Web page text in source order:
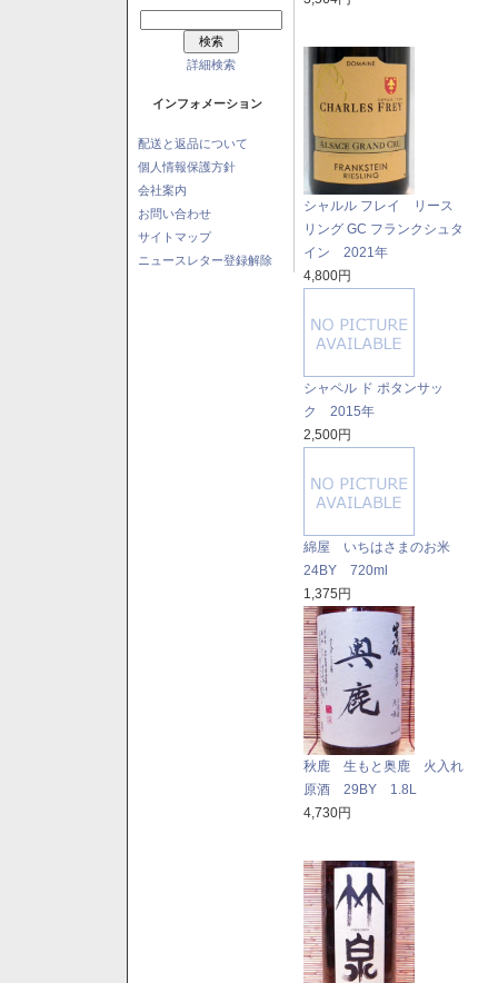
詳細検索
インフォメーション
配送と返品について
個人情報保護方針
会社案内
お問い合わせ
サイトマップ
ニュースレター登録解除
シャルル フレイ リース
リング GC フランクシュタ
イン 2021年
4,800円
シャペル ド ポタンサッ
ク 2015年
2,500円
綿屋 いちはさまのお米
24BY 720ml
1,375円
秋鹿 生もと奥鹿 火入れ
原酒 29BY 1.8L
4,730円